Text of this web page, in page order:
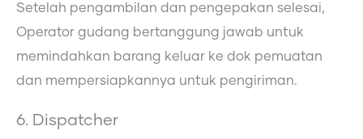
Setelah pengambilan dan pengepakan selesai,
Operator gudang bertanggung jawab untuk
memindahkan barang keluar ke dok pemuatan
dan mempersiapkannya untuk pengiriman.
6. Dispatcher